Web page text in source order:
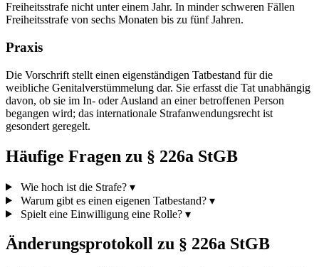
Freiheitsstrafe nicht unter einem Jahr. In minder schweren Fällen
Freiheitsstrafe von sechs Monaten bis zu fünf Jahren.
Praxis
Die Vorschrift stellt einen eigenständigen Tatbestand für die
weibliche Genitalverstümmelung dar. Sie erfasst die Tat unabhängig
davon, ob sie im In- oder Ausland an einer betroffenen Person
begangen wird; das internationale Strafanwendungsrecht ist
gesondert geregelt.
Häufige Fragen zu § 226a StGB
Wie hoch ist die Strafe? ▾
Warum gibt es einen eigenen Tatbestand? ▾
Spielt eine Einwilligung eine Rolle? ▾
Änderungsprotokoll zu § 226a StGB